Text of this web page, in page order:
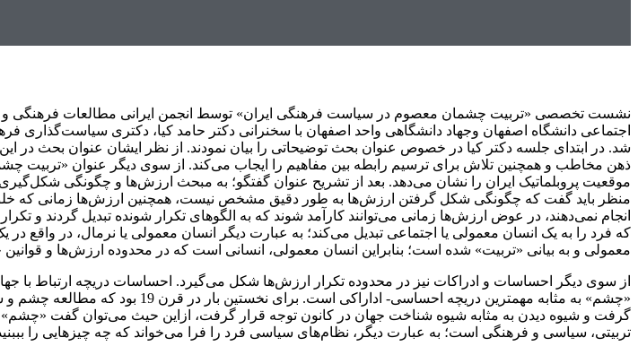
نشست تخصصی «تربیت چشمان معصوم در سیاست فرهنگی ایران» توسط انجمن ایرانی مطالعات فرهنگی و
شد. در ابتدای جلسه دکتر کیا در خصوص عنوان بحث توضیحاتی را بیان نمودند. از نظر ایشان عنوان بحث
ذهن مخاطب و همچنین تلاش برای ترسیم رابطه بین مفاهیم را ایجاب می‌کند. از سوی دیگر عنوان «تربیت
موقعیت پروبلماتیک ایران را نشان می‌دهد. بعد از تشریح عنوان گفتگو؛ به مبحث ارزش‌ها و چگونگی شکل‌گیری
منظر باید گفت که چگونگی شکل گرفتن ارزش‌ها به طور دقیق مشخص نیست، همچنین ارزش‌ها زمانی که
انجام نمی‌دهند، در عوض ارزش‌ها زمانی می‌توانند کارآمد شوند که به الگوهای تکرار شونده تبدیل گردند و
که فرد را به یک انسان معمولی یا اجتماعی تبدیل می‌کند؛ به عبارت دیگر انسان معمولی یا نرمال، در واقع در
معمولی و به بیانی «تربیت» شده است؛ بنابراین انسان معمولی، انسانی است که در محدوده ارزش‌ها و
از سوی دیگر احساسات و ادراکات نیز در محدوده تکرار ارزش‌ها شکل می‌گیرد. احساسات دریچه ارتباط با
«چشم» به مثابه مهمترین دریچه احساسی- اداراکی است. برای
گرفت و شیوه دیدن به مثابه شیوه شناخت جهان در کانون توجه قرار گرفت، ازاین حیث می‌توان گفت «چشم»
تربیتی، سیاسی و فرهنگی است؛ به عبارت دیگر، نظام‌های سیاسی فرد را فرا می‌خواند که چه چیزهایی را بببنید